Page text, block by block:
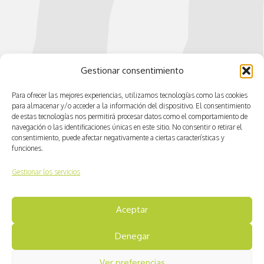
Gestionar consentimiento
Para ofrecer las mejores experiencias, utilizamos tecnologías como las cookies
para almacenar y/o acceder a la información del dispositivo. El consentimiento
de estas tecnologías nos permitirá procesar datos como el comportamiento de
navegación o las identificaciones únicas en este sitio. No consentir o retirar el
consentimiento, puede afectar negativamente a ciertas características y
funciones.
Gestionar los servicios
Aceptar
Denegar
Aviso legal